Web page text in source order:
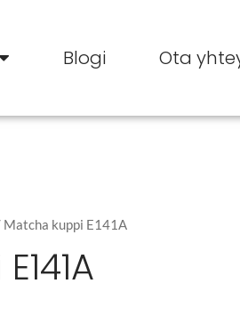
Blogi Ota
Matcha kuppi E141A